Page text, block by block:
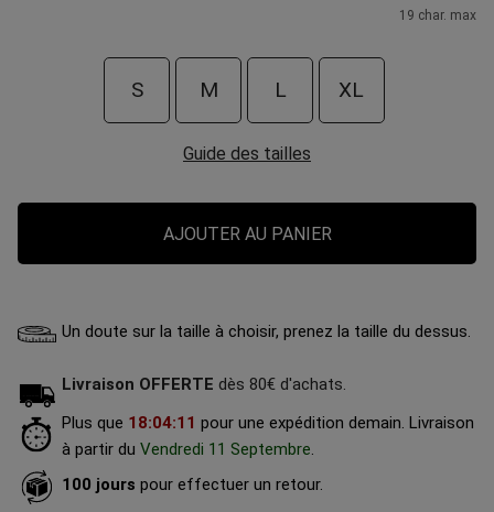
19 char. max
S M L XL
Guide des tailles
AJOUTER AU PANIER
Un doute sur la taille à choisir, prenez la taille du dessus.
Livraison OFFERTE dès 80€ d'achats.
Plus que 18:04:10 pour une expédition demain. Livraison
à partir du Vendredi 11 Septembre
100 jours pour effectuer un retour.